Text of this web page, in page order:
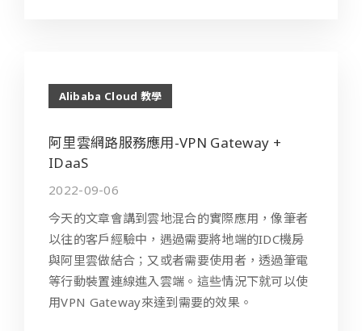
Alibaba Cloud 教學
阿里雲網路服務應用-VPN Gateway +
IDaaS
2022-09-06
今天的文章會講到雲地混合的實際應用，像筆者
以往的客戶經驗中，遇過需要將地端的IDC機房
與阿里雲做結合；又或者需要使用者，透過筆電
等行動裝置連線進入雲端。這些情況下就可以使
用VPN Gateway來達到需要的效果。